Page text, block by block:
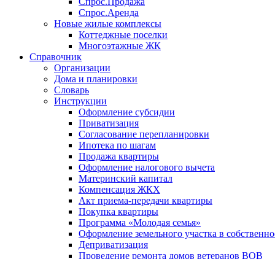
Спрос.Аренда
Новые жилые комплексы
Коттеджные поселки
Многоэтажные ЖК
Справочник
Организации
Дома и планировки
Словарь
Инструкции
Оформление субсидии
Приватизация
Согласование перепланировки
Ипотека по шагам
Продажа квартиры
Оформление налогового вычета
Материнский капитал
Компенсация ЖКХ
Акт приема-передачи квартиры
Покупка квартиры
Программа «Молодая семья»
Оформление земельного участка в
Деприватизация
Проведение ремонта домов ветеранов ВОВ